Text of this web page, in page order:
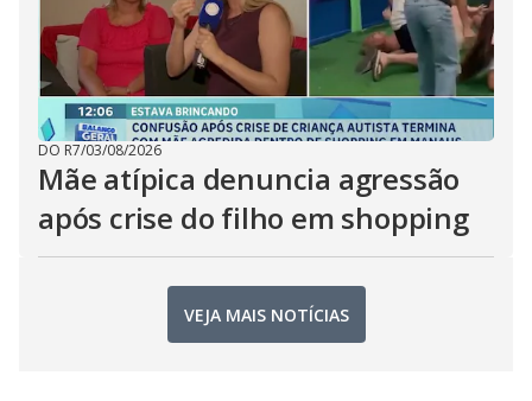
DO R7/03/08/2026
Mãe atípica denuncia agressão
após crise do filho em shopping
VEJA MAIS NOTÍCIAS